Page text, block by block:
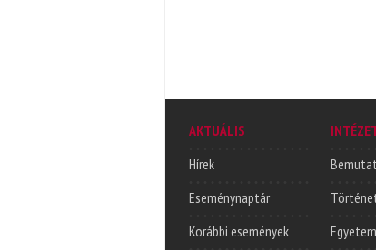
AKTUÁLIS
Hírek
Eseménynaptár
Korábbi események